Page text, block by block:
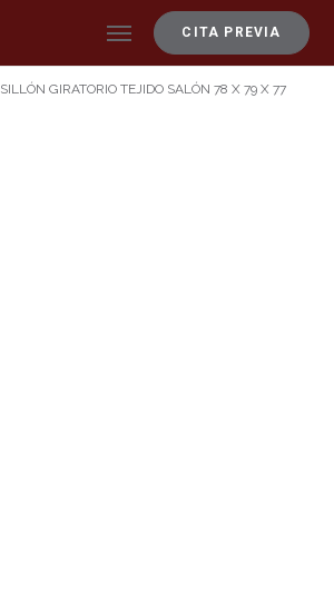
CITA PREVIA
SILLÓN GIRATORIO TEJIDO SALÓN 78 X 79 X 77